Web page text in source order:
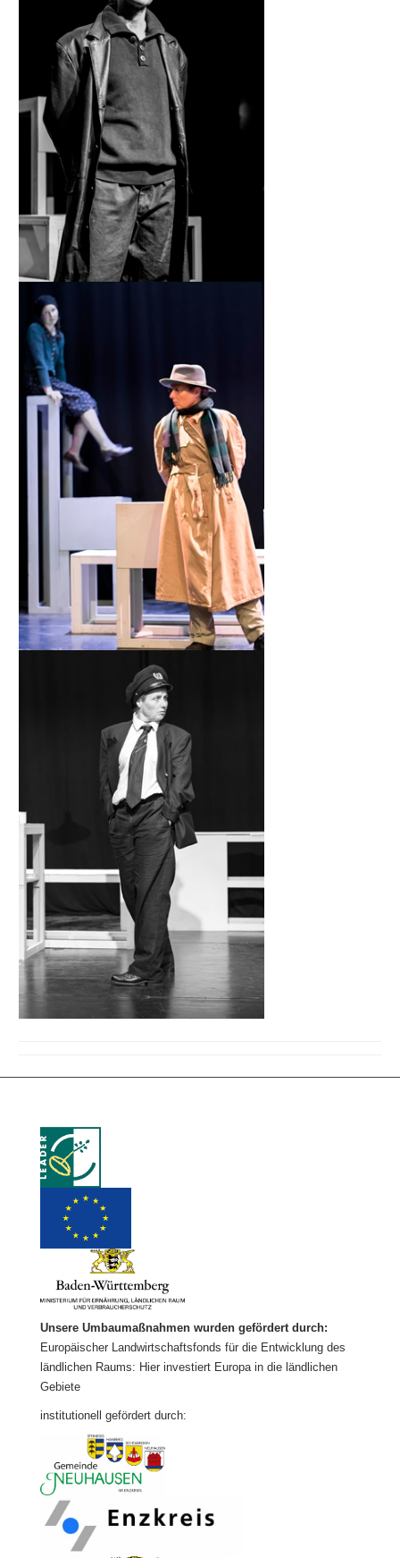
Unsere Umbaumaßnahmen wurden gefördert durch:
Europäischer Landwirtschaftsfonds für die Entwicklung des
ländlichen Raums: Hier investiert Europa in die ländlichen
Gebiete
institutionell gefördert durch: